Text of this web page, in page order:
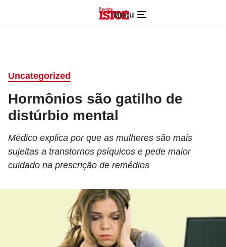
Menu
Uncategorized
Hormônios são gatilho de
distúrbio mental
Médico explica por que as mulheres são mais
sujeitas a transtornos psíquicos e pede maior
cuidado na prescrição de remédios